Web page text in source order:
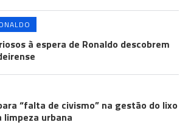
à espera de Ronaldo descobrem
“falta de civismo” na gestão do lixo
urbana